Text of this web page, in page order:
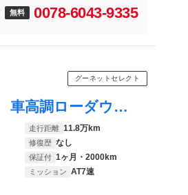
無料 0078-6043-9335
グーネットセレクト
スカイライン ３７０ＧＴ 社外２０ｉｎアルミ 車高調ローダウン アンダースポイラー ハーフレザー パワーシート ＥＴＣ ドラレコ バックカメラ
走行距離 11.8万km
修復歴 なし
保証付 1ヶ月・2000km
ミッション AT7速